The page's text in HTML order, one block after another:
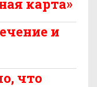
карта»
и
что